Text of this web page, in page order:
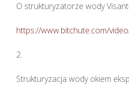
O strukturyzatorze wody
https://www.bitchute.com/
2.
Strukturyzacja wody okiem